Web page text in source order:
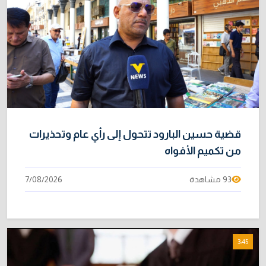
9
نائبة تحذر من اضطرابات بسبب تأخّر دفع رواتب
الموظفين
4/08/2026
10 خطر "إيبولا" يتضاعف.. ارتفاع عدد الإصابات
بالفيروس إلى 3748
3/08/2026
قضية حسين البارود تتحول إلى رأي عام وتحذيرات
من تكميم الأفواه
93 مشاهدة 7/08/2026
3:45